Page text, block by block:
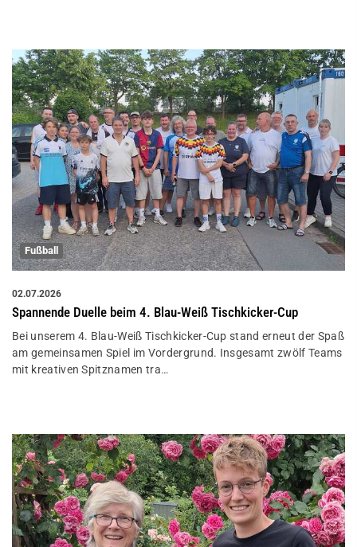
Fußball
02.07.2026
Spannende Duelle beim 4. Blau-Weiß Tischkicker-Cup
Bei unserem 4. Blau-Weiß Tischkicker-Cup stand erneut der Spaß
am gemeinsamen Spiel im Vordergrund. Insgesamt zwölf Teams
mit kreativen Spitznamen tra…